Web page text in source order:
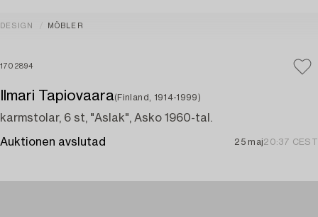
DESIGN MÖBLER
1702894
Ilmari Tapiovaara(Finland, 1914-1999)
karmstolar, 6 st, "Aslak", Asko 1960-tal.
Auktionen avslutad 25 maj20:37 CEST